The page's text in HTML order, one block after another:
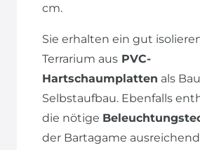
cm.
Sie erhalten ein gut
Terrarium aus PVC-
Hartschaumplatten als
Selbstaufbau. Ebenfalls
die nötige
der Bartagame